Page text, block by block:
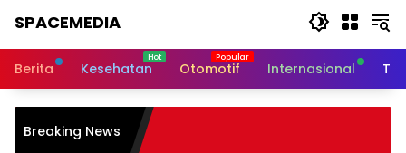
SPACEMEDIA
Berita Kesehatan Otomotif Internasional
Breaking News
Burnout pada
Tips